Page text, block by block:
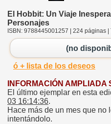
El Hobbit: Un Viaje
Personajes
ISBN: 9788445001257 | 224 páginas |
(no
ó + lista de los deseos
INFORMACIÓN AMPLIADA
El último ejemplar en esta
03 16:14:36.
Hace más de un mes que no
intentándolo.